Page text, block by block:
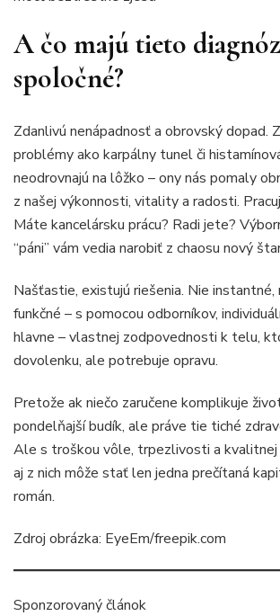
A čo majú tieto
spoločné?
Zdanlivú nenápadnosť a obrovský dopad.
problémy ako karpálny tunel či
neodrovnajú na lôžko – ony nás pomaly
z našej výkonnosti, vitality a radosti.
Máte kancelársku prácu? Radi jete?
“páni” vám vedia narobiť z chaosu nový
Našťastie, existujú riešenia. Nie instantné,
funkčné – s pomocou odborníkov,
hlavne – vlastnej zodpovednosti k telu,
dovolenku, ale potrebuje opravu.
Pretože ak niečo zaručene komplikuje
pondelňajší budík, ale práve tie tiché
Ale s troškou vôle, trpezlivosti a
aj z nich môže stať len jedna prečítaná
román.
Zdroj obrázka: EyeEm/freepik.com
Sponzorovaný článok